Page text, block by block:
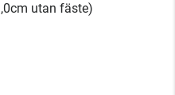
utan fäste)